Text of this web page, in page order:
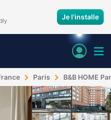
Je l'installe
Paris B&B HOME